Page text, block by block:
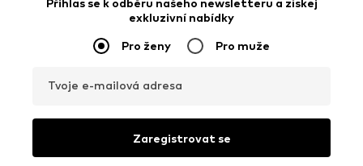
Přihlas se k odběru našeho newsletteru a získej
exkluzivní nabídky
Pro ženy Pro muže
Tvoje e-mailová adresa
Zaregistrovat se